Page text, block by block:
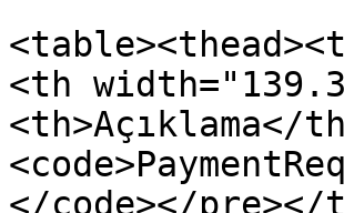
<th
<th>Açıklama</
</code></pre></